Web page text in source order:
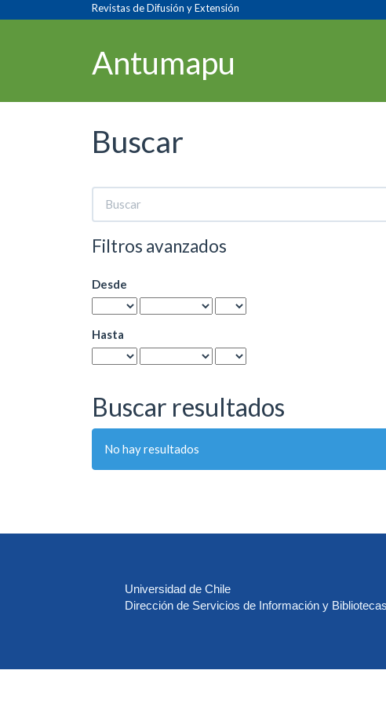
Navegación
principal
Revistas de Difusión y Extensión
Antumapu
Buscar
Buscar
artículos
por
Filtros avanzados
Desde
Hasta
Buscar resultados
No hay resultados
Universidad de Chile
Dirección de Servicios de Información y